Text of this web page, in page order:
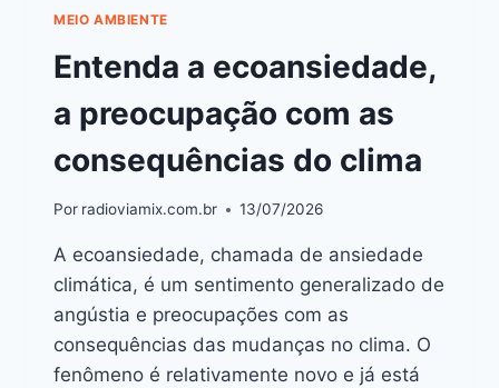
MEIO AMBIENTE
Entenda a ecoansiedade,
a preocupação com as
consequências do clima
Por radioviamix.com.br 13/07/2026
A ecoansiedade, chamada de ansiedade
climática, é um sentimento generalizado de
angústia e preocupações com as
consequências das mudanças no clima. O
fenômeno é relativamente novo e já está